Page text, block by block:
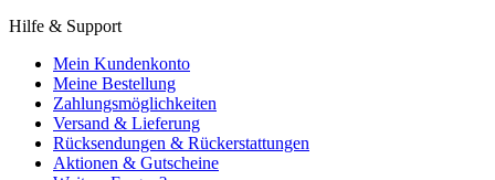
Hilfe & Support
Mein Kundenkonto
Meine Bestellung
Zahlungsmöglichkeiten
Versand & Lieferung
Rücksendungen & Rückerstattungen
Aktionen & Gutscheine